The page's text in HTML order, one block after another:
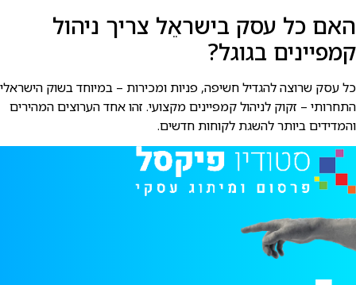
האם כל עסק בישראֵל צריך ניהול
קמפיינים בגוגל?
כל עסק שרוצה להגדיל חשיפה, פניות ומכירות – במיוחד בשוק הישראלי
התחרותי – זקוק לניהול קמפיינים מקצועי. זהו אחד הערוצים המהירים
והמדידים ביותר להשגת לקוחות חדשים.